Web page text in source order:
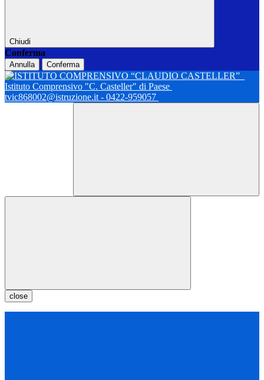
Chiudi
Conferma
Annulla Conferma
Istituto Comprensivo "C. Casteller" di Paese
tvic868002@istruzione.it - 0422-959057
close